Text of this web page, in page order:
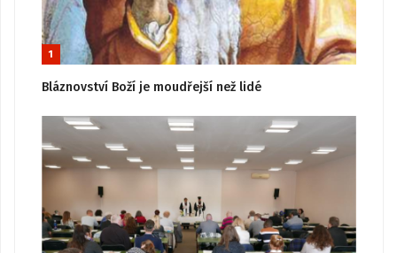
1
Bláznovství Boží je moudřejší než lidé